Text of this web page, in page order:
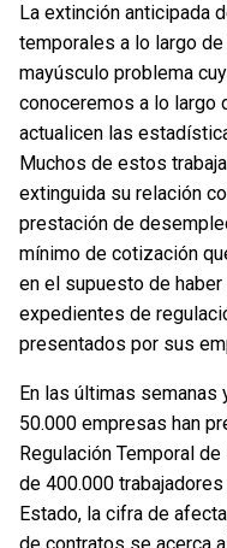
La extinción anticipada
temporales a lo largo
mayúsculo problema
conoceremos a lo largo
actualicen las
Muchos de estos
extinguida su relación
prestación de
mínimo de cotización
en el supuesto de
expedientes de
presentados por sus
En las últimas semanas
50.000 empresas han
Regulación Temporal
de 400.000 trabajadores
Estado, la cifra de